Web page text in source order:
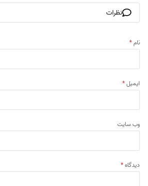
نظرات
نام*
ایمیل*
وب‌ سایت
دیدگاه*